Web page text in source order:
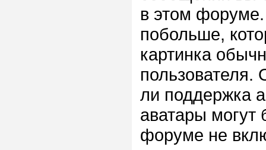
в этом форуме.
побольше,
картинка
пользователя.
ли поддержка
аватары
форуме не